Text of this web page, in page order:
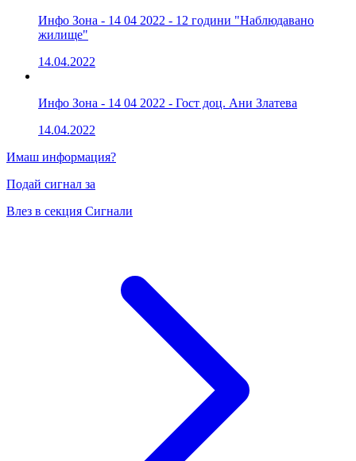
Инфо Зона - 14 04 2022 - 12 години "Наблюдавано
жилище"
14.04.2022
Инфо Зона - 14 04 2022 - Гост доц. Ани Златева
14.04.2022
Имаш информация?
Подай сигнал за
Влез в секция Сигнали